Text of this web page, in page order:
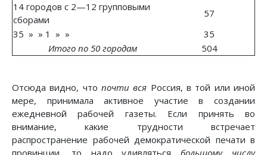
14 городов с 2—12 групповыми
сборами
57
35 » » 1 » »
35
Итого по 50 городам
504
Отсюда видно, что почти вся Россия, в той или иной
мере, принимала активное участие в создании
ежедневной рабочей газеты. Если принять во
внимание, какие трудности встречает
распространение рабочей демократической печати в